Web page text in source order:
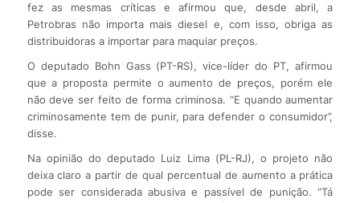
fez as mesmas críticas e afirmou que, desde abril, a
Petrobras não importa mais diesel e, com isso, obriga as
distribuidoras a importar para maquiar preços.
O deputado Bohn Gass (PT-RS), vice-líder do PT, afirmou
que a proposta permite o aumento de preços, porém ele
não deve ser feito de forma criminosa. “E quando aumentar
criminosamente tem de punir, para defender o consumidor”,
disse.
Na opinião do deputado Luiz Lima (PL-RJ), o projeto não
deixa claro a partir de qual percentual de aumento a prática
pode ser considerada abusiva e passível de punição. “Tá